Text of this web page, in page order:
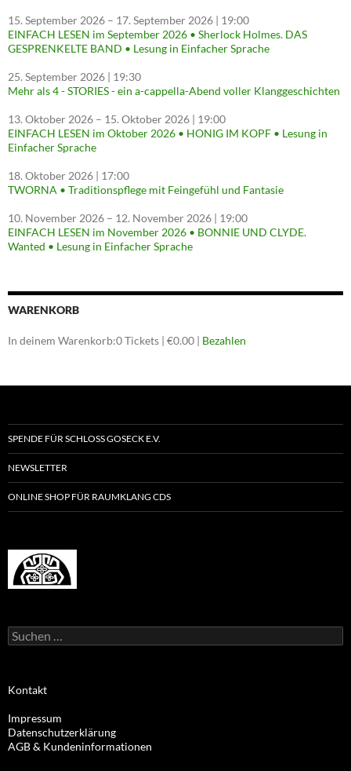
15. September 2026 – 17. September 2026 | 19:00
EINFACH LESEN im September 2026 • Sherlock Holmes. DAS
GESPRENKELTE BAND • Lesung in Einfacher Sprache
25. September 2026 | 19:30
Mehr als 4 - STORIES - ein a-cappella-Abend voller Klanggeschichten
13. Oktober 2026 – 15. Oktober 2026 | 19:00
EINFACH LESEN im Oktober 2026 • HONIG IM KOPF • Lesung in
Einfacher Sprache
18. Oktober 2026 | 17:00
TWORNA • Traditionspflege mit Feingefühl und Fantasie
10. November 2026 – 12. November 2026 | 19:00
EINFACH LESEN im November 2026 • BONNIE UND CLYDE.
Wanted • Lesung in Einfacher Sprache
WARENKORB
In deinem Warenkorb:0Tickets | €0.00 | Bezahlen
SPENDE FÜR SCHLOSS GOSECK E.V.
NEWSLETTER
ONLINE SHOP FÜR RAUMKLANG CDS
Suchen
nach:
Kontakt
Impressum
Datenschutzerklärung
AGB & Kundeninformationen